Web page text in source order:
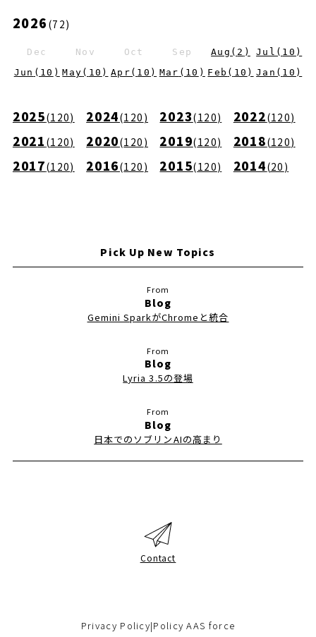
2026 (72)
Dec Nov Oct Sep Aug ( 2 ) Jul ( 10 )
Jun ( 10 ) May ( 10 ) Apr ( 10 ) Mar ( 10 ) Feb ( 10 ) Jan ( 10 )
2025(120) 2024(120 ) 2023(120) 2022(120)
2021 (120) 2020(120 ) 2019(120) 2018(120)
2017(120) 2016(120 ) 2015(120) 2014(20 )
Pick Up New Topics
Blog
Gemini SparkがChromeと統合
Blog
Lyria 3.5の登場
Blog
日本でのソブリンAIの高まり
Contact
Privacy Policy|Policy AAS force